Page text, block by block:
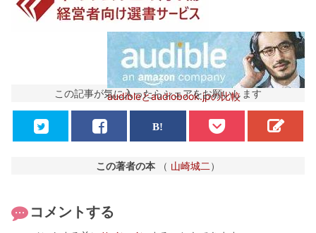
audibleとaudiobook.jpの比較
この記事が気に入ったらシェアをお願いします
この著者の本 （ 山崎城二 ）
コメントする